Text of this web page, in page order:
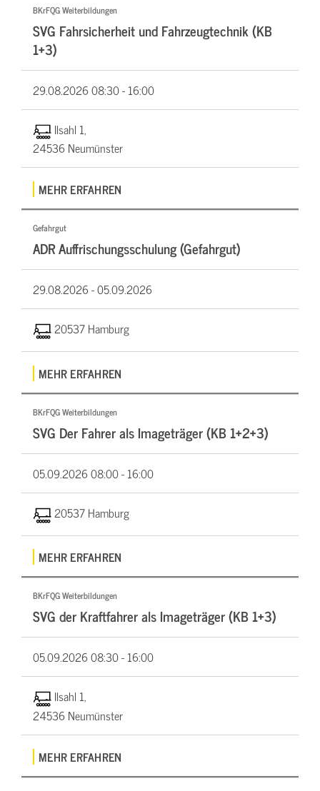
BKrFQG Weiterbildungen
SVG Fahrsicherheit und Fahrzeugtechnik (KB
1+3)
29.08.202608:30 - 16:00
Ilsahl 1,
24536 Neumünster
MEHR ERFAHREN
Gefahrgut
ADR Auffrischungsschulung (Gefahrgut)
29.08.2026 -05.09.2026
20537 Hamburg
MEHR ERFAHREN
BKrFQG Weiterbildungen
SVG Der Fahrer als Imageträger (KB 1+2+3)
05.09.202608:00 - 16:00
20537 Hamburg
MEHR ERFAHREN
BKrFQG Weiterbildungen
SVG der Kraftfahrer als Imageträger (KB 1+3)
05.09.202608:30 - 16:00
Ilsahl 1,
24536 Neumünster
MEHR ERFAHREN